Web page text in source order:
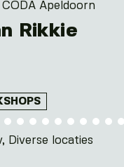
Apeldoorn
Rikkie
Diverse locaties